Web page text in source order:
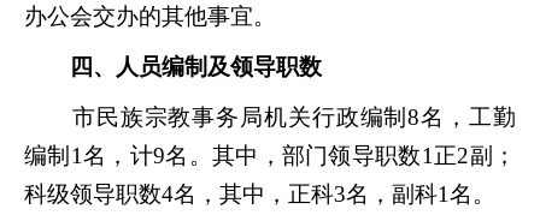
办公会交办的其他事宜。
四、人员编制及领导职数
市民族宗教事务局机关行政编制8名，工勤
编制1名，计9名。其中，部门领导职数1正2副；
科级领导职数4名，其中，正科3名，副科1名。